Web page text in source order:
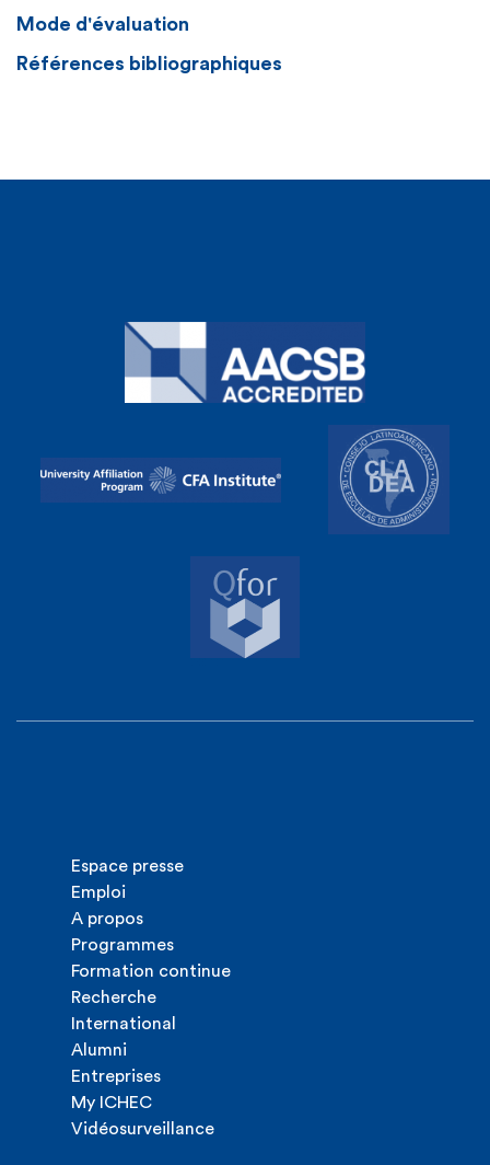
Mode d'évaluation
Références bibliographiques
Espace presse
Emploi
A propos
Programmes
Formation continue
Recherche
International
Alumni
Entreprises
My ICHEC
Vidéosurveillance